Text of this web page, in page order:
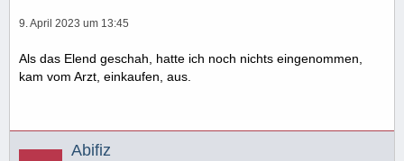
9. April 2023 um 13:45
Als das Elend geschah, hatte ich noch nichts eingenommen,
kam vom Arzt, einkaufen, aus.
Abifiz